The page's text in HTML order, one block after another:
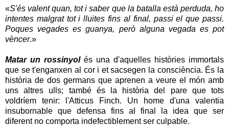
«S'és valent quan, tot i saber que la batalla està perduda, ho
intentes malgrat tot i lluites fins al final, passi el que passi.
Poques vegades es guanya, però alguna vegada es pot
vèncer.»
Matar un rossinyolés una d'aquelles històries immortals
que se t'enganxen al cor i et sacsegen la consciència. És la
història de dos germans que aprenen a veure el món amb
uns altres ulls; també és la història del pare que tots
voldríem tenir: l'Atticus Finch. Un home d'una valentia
insubornable que defensa fins al final la idea que ser
diferent no comporta indefectiblement ser culpable.